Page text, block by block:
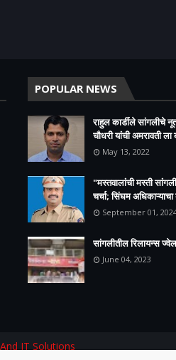
POPULAR NEWS
राहुल कार्डीले सांगलीचे
चौधरी यांची अमरावती ला
May 13, 2022
"मस्तवालांची मस्ती
चर्चा; सिंघम
September 01,
सांगलीतील रिलायन्स
June 04, 2023
IT Solutions